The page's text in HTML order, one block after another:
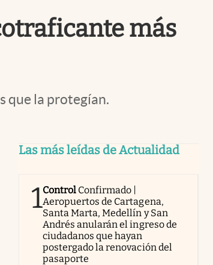
más
que la protegían.
Las más leídas de Actualidad
1Control Confirmado |
Aeropuertos de Cartagena,
Santa Marta, Medellín y San
Andrés anularán el ingreso de
ciudadanos que hayan
postergado la renovación del
pasaporte